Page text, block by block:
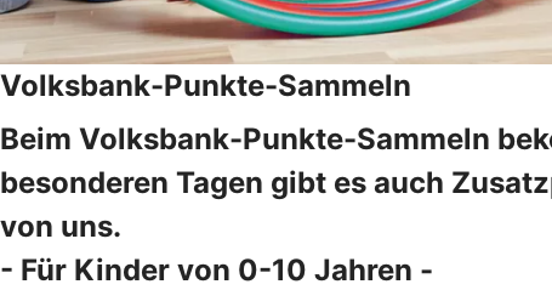
Volksbank-Punkte-Sammeln
Beim Volksbank-Punkte-Sammeln
besonderen Tagen gibt es auch
von uns.
- Für Kinder von 0-10 Jahren -